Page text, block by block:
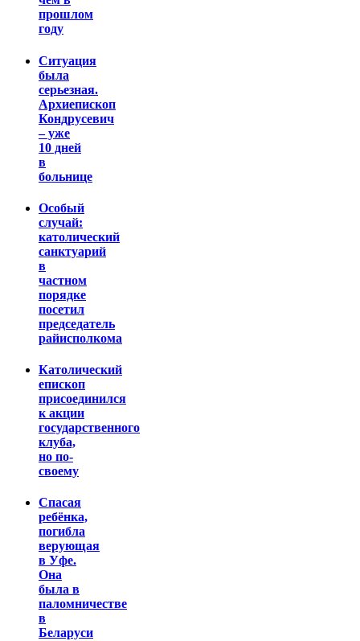
прошлом
году
Ситуация
была
серьезная.
Архиепископ
Кондрусевич
– уже
10 дней
в
больнице
Особый
случай:
католический
санктуарий
в
частном
порядке
посетил
председатель
райисполкома
Католический
епископ
присоединился
к акции
государственного
клуба,
но по-
своему
Спасая
ребёнка,
погибла
верующая
в Уфе.
Она
была в
паломничестве
в
Беларуси